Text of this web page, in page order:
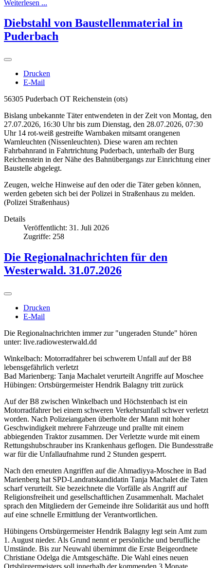
Weiterlesen ...
Diebstahl von Baustellenmaterial in
Puderbach
Drucken
E-Mail
56305 Puderbach OT Reichenstein (ots)
Bislang unbekannte Täter entwendeten in der Zeit von Montag, den
27.07.2026, 16:30 Uhr bis zum Dienstag, den 28.07.2026, 07:30
Uhr 14 rot-weiß gestreifte Warnbaken mitsamt orangenen
Warnleuchten (Nissenleuchten). Diese waren am rechten
Fahrbahnrand in Fahrtrichtung Puderbach, unterhalb der Burg
Reichenstein in der Nähe des Bahnübergangs zur Einrichtung einer
Baustelle abgelegt.
Zeugen, welche Hinweise auf den oder die Täter geben können,
werden gebeten sich bei der Polizei in Straßenhaus zu melden.
(Polizei Straßenhaus)
Details
Veröffentlicht: 31. Juli 2026
Zugriffe: 258
Die Regionalnachrichten für den
Westerwald. 31.07.2026
Drucken
E-Mail
Die Regionalnachrichten immer zur "ungeraden Stunde" hören
unter: live.radiowesterwald.dd
Winkelbach: Motorradfahrer bei schwerem Unfall auf der B8
lebensgefährlich verletzt
Bad Marienberg: Tanja Machalet verurteilt Angriffe auf Moschee
Hübingen: Ortsbürgermeister Hendrik Balagny tritt zurück
Auf der B8 zwischen Winkelbach und Höchstenbach ist ein
Motorradfahrer bei einem schweren Verkehrsunfall schwer verletzt
worden. Nach Polizeiangaben überholte der Mann mit hoher
Geschwindigkeit mehrere Fahrzeuge und prallte mit einem
abbiegenden Traktor zusammen. Der Verletzte wurde mit einem
Rettungshubschrauber ins Krankenhaus geflogen. Die Bundesstraße
war für die Unfallaufnahme rund 2 Stunden gesperrt.
Nach den erneuten Angriffen auf die Ahmadiyya-Moschee in Bad
Marienberg hat SPD-Landratskandidatin Tanja Machalet die Taten
scharf verurteilt. Sie bezeichnete die Vorfälle als Angriff auf
Religionsfreiheit und gesellschaftlichen Zusammenhalt. Machalet
sprach den Mitgliedern der Gemeinde ihre Solidarität aus und hofft
auf eine schnelle Ermittlung der Verantwortlichen.
Hübingens Ortsbürgermeister Hendrik Balagny legt sein Amt zum
1. August nieder. Als Grund nennt er persönliche und berufliche
Umstände. Bis zur Neuwahl übernimmt die Erste Beigeordnete
Christiane Odelga die Amtsgeschäfte. Die Wahl eines neuen